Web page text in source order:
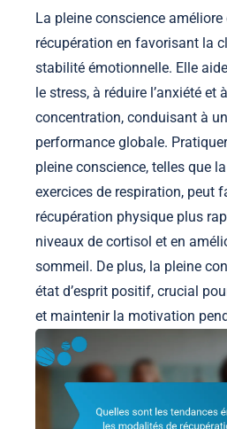
La pleine conscience
récupération en favorisant la
stabilité émotionnelle. Elle
le stress, à réduire l’anxiété et
concentration, conduisant à
performance globale.
pleine conscience, telles que
exercices de respiration, peut
récupération physique plus
niveaux de cortisol et en
sommeil. De plus, la pleine
état d’esprit positif, crucial
et maintenir la motivation